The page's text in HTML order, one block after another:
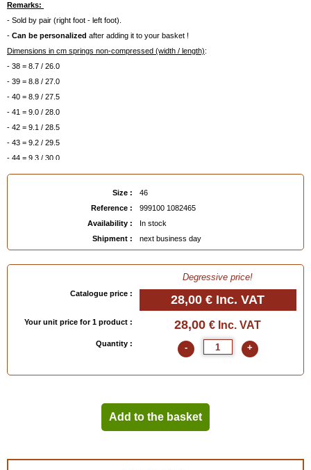
Remarks:
- Sold by pair (right foot - left foot).
- Can be personalized after adding it to your basket !
Dimensions in cm springs non-compressed (width / length):
- 38 = 8.7 / 26.0
- 39 = 8.8 / 27.0
- 40 = 8.9 / 27.5
- 41 = 9.0 / 28.0
- 42 = 9.1 / 28.5
- 43 = 9.2 / 29.5
- 44 = 9.3 / 30.0
- 45 = 9.4 / 31.0
Size :
46
Reference :
999100 1082465
Availability :
In stock
Shipment :
next business day
Degressive price!
Catalogue price : 28,00 € Inc. VAT
Your unit price for 1 product : 28,00 € Inc. VAT
Quantity : - +
Add to the basket